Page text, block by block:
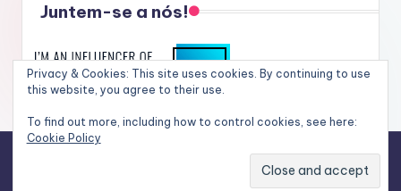
Juntem-se a nós!
O Dia da Liberdade
Bloghash WordPress Theme
Privacy & Cookies: This site uses cookies. By continuing to use
this website, you agree to their use.
To find out more, including how to control cookies, see here:
Cookie Policy